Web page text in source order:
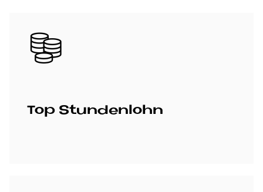
Bild
Top Stun­den­lohn